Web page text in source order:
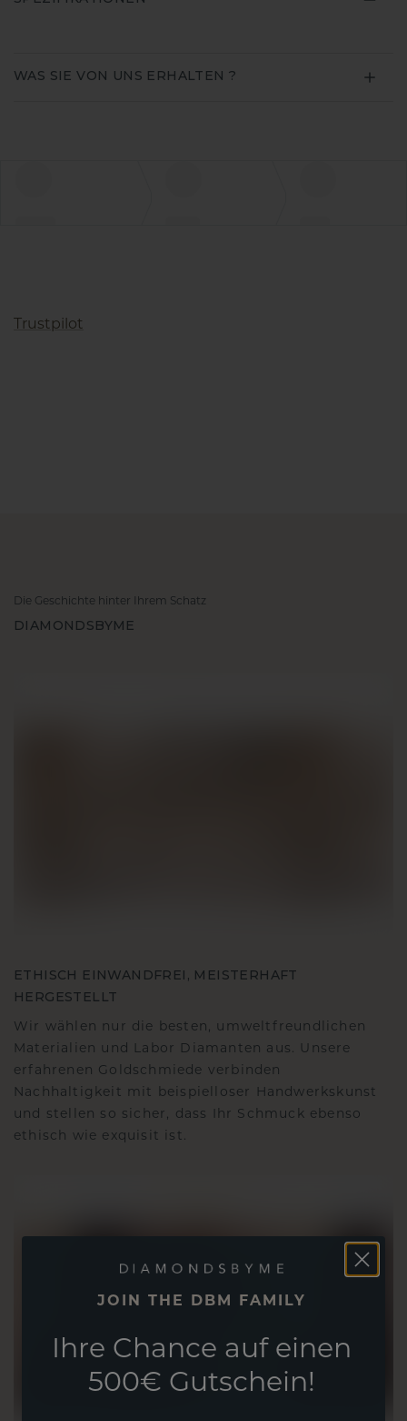
WAS SIE VON UNS ERHALTEN ?
Trustpilot
Die Geschichte hinter Ihrem Schatz
DIAMONDSBYME
ETHISCH EINWANDFREI, MEISTERHAFT
HERGESTELLT
Wir wählen nur die besten, umweltfreundlichen
Materialien und Labor Diamanten aus. Unsere
erfahrenen Goldschmiede verbinden
Nachhaltigkeit mit beispielloser Handwerkskunst
und stellen so sicher, dass Ihr Schmuck ebenso
ethisch wie exquisit ist.
JOIN THE DBM FAMILY
Ihre Chance auf einen
500€ Gutschein!